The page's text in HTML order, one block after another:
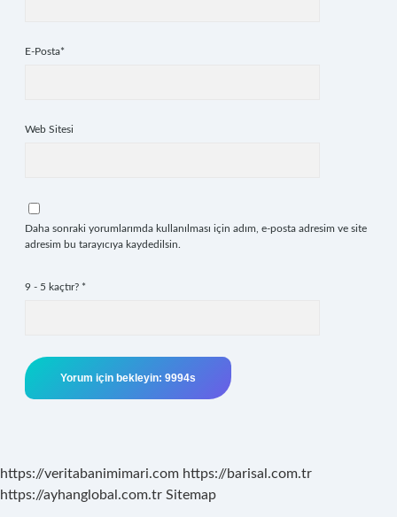
E-Posta*
Web Sitesi
Daha sonraki yorumlarımda kullanılması için adım, e-posta adresim ve site
adresim bu tarayıcıya kaydedilsin.
9 - 5 kaçtır? *
https://veritabanimimari.com https://barisal.com.tr
https://ayhanglobal.com.tr Sitemap